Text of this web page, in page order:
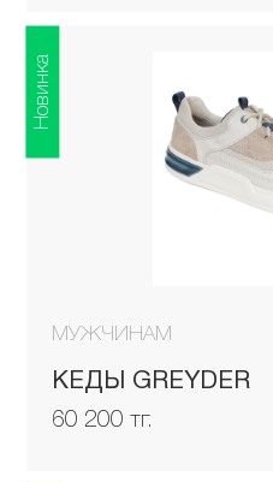
МУЖЧИНАМ
КЕДЫ GREYDER
60 200 тг.
Новинка